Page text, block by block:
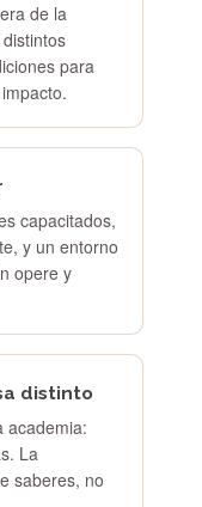
de la
para
capacitados,
y un entorno
opere y
distinto
academia:
La
saberes, no